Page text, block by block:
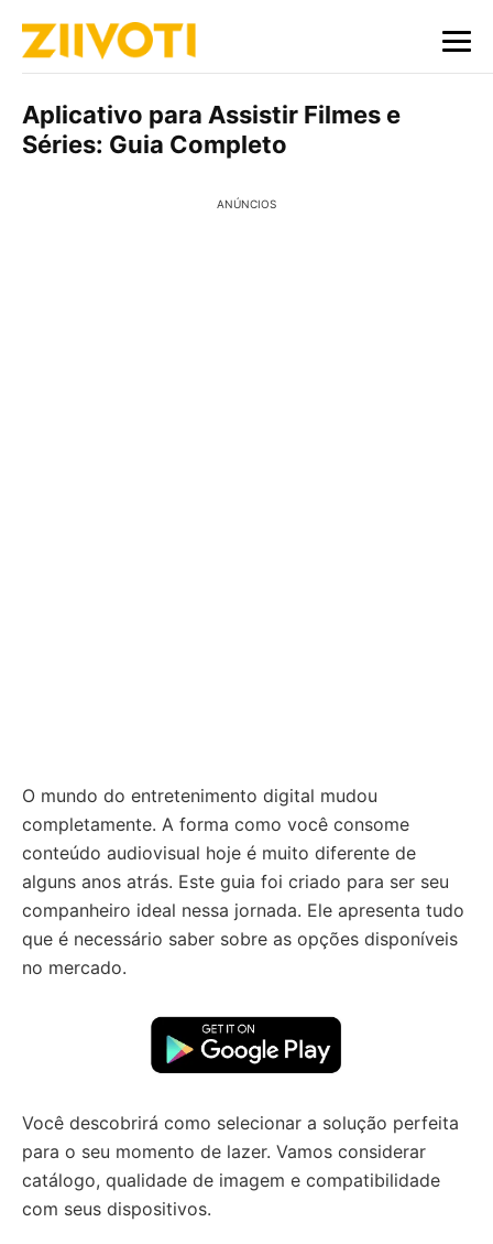
Aplicativo para Assistir Filmes e
Séries: Guia Completo
ANÚNCIOS
O mundo do entretenimento digital mudou
completamente. A forma como você consome
conteúdo audiovisual hoje é muito diferente de
alguns anos atrás. Este guia foi criado para ser seu
companheiro ideal nessa jornada. Ele apresenta tudo
que é necessário saber sobre as opções disponíveis
no mercado.
Você descobrirá como selecionar a solução perfeita
para o seu momento de lazer. Vamos considerar
catálogo, qualidade de imagem e compatibilidade
com seus dispositivos.